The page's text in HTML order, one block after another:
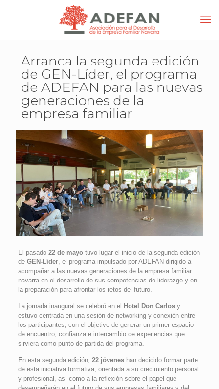
Arranca la segunda edición
de GEN-Líder, el programa
de ADEFAN para las nuevas
generaciones de la
empresa familiar
El pasado 22 de mayotuvo lugar el inicio de la segunda edición
de GEN-Líder, el programa impulsado por ADEFAN dirigido a
acompañar a las nuevas generaciones de la empresa familiar
navarra en el desarrollo de sus competencias de liderazgo y en
la preparación para afrontar los retos del futuro.
La jornada inaugural se celebró en el Hotel Don Carlosy
estuvo centrada en una sesión de networking y conexión entre
los participantes, con el objetivo de generar un primer espacio
de encuentro, confianza e intercambio de experiencias que
sirviera como punto de partida del programa.
En esta segunda edición, 22 jóveneshan decidido formar parte
de esta iniciativa formativa, orientada a su crecimiento personal
y profesional, así como a la reflexión sobre el papel que